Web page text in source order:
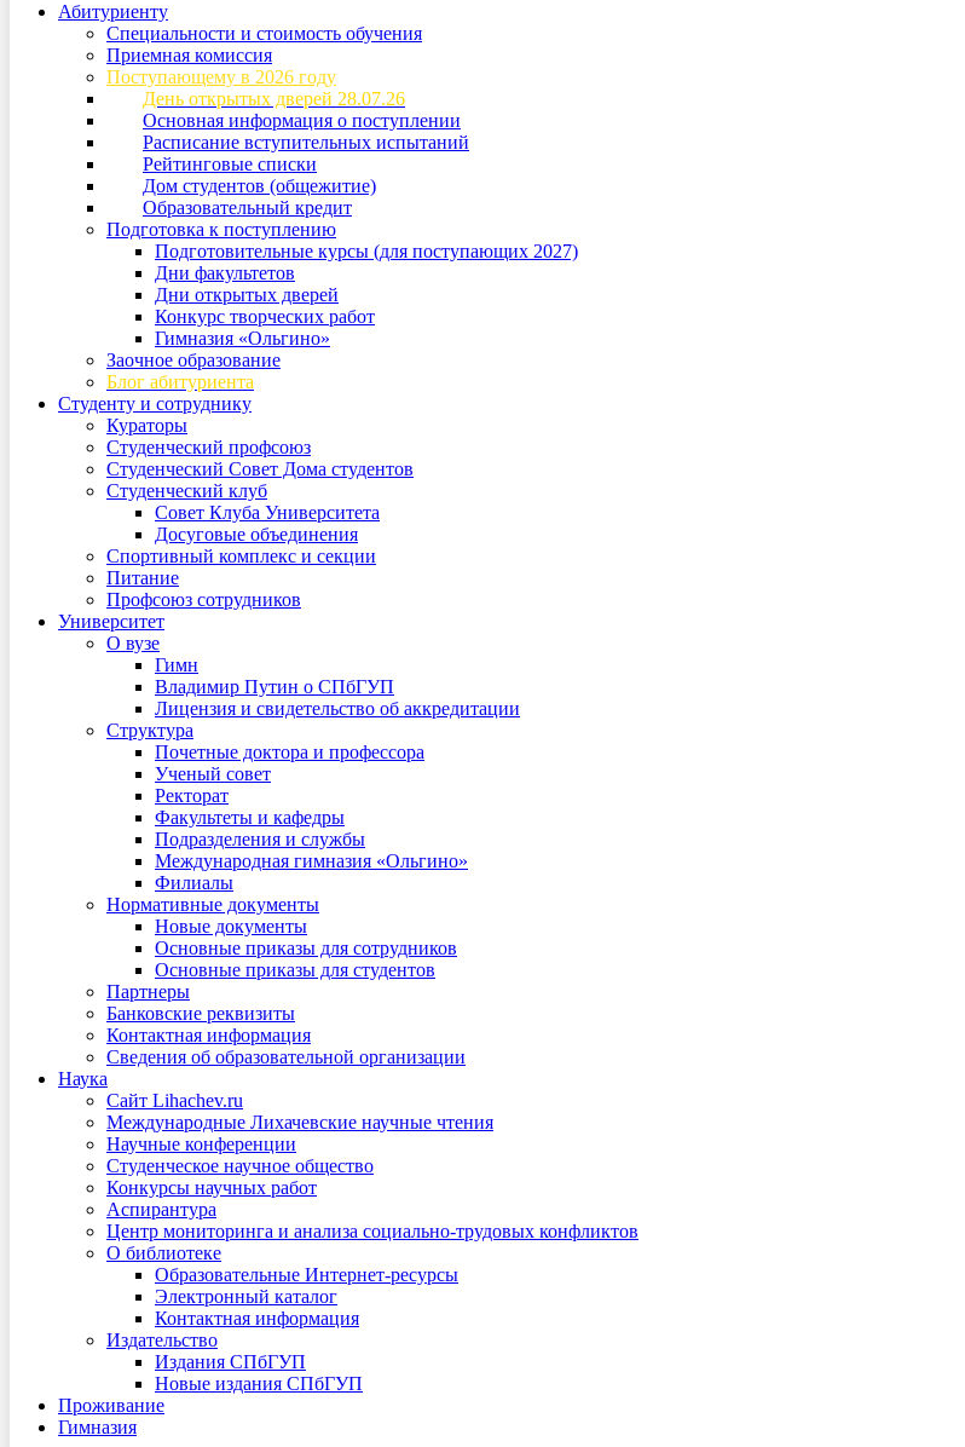
Абитуриенту
Специальности и стоимость обучения
Приемная комиссия
Поступающему в 2026 году
День открытых дверей 28.07.26
Основная информация о поступлении
Расписание вступительных испытаний
Рейтинговые списки
Дом студентов (общежитие)
Образовательный кредит
Подготовка к поступлению
Подготовительные курсы (для поступающих 2027)
Дни факультетов
Дни открытых дверей
Конкурс творческих работ
Гимназия «Ольгино»
Заочное образование
Блог абитуриента
Студенту и сотруднику
Кураторы
Студенческий профсоюз
Студенческий Совет Дома студентов
Студенческий клуб
Совет Клуба Университета
Досуговые объединения
Спортивный комплекс и секции
Питание
Профсоюз сотрудников
Университет
О вузе
Гимн
Владимир Путин о СПбГУП
Лицензия и свидетельство об аккредитации
Структура
Почетные доктора и профессора
Ученый совет
Ректорат
Факультеты и кафедры
Подразделения и службы
Международная гимназия «Ольгино»
Филиалы
Нормативные документы
Новые документы
Основные приказы для сотрудников
Основные приказы для студентов
Партнеры
Банковские реквизиты
Контактная информация
Сведения об образовательной организации
Наука
Сайт Lihachev.ru
Международные Лихачевские научные чтения
Научные конференции
Студенческое научное общество
Конкурсы научных работ
Аспирантура
Центр мониторинга и анализа социально-трудовых конфликтов
О библиотеке
Образовательные Интернет-ресурсы
Электронный каталог
Контактная информация
Издательство
Издания СПбГУП
Новые издания СПбГУП
Проживание
Гимназия